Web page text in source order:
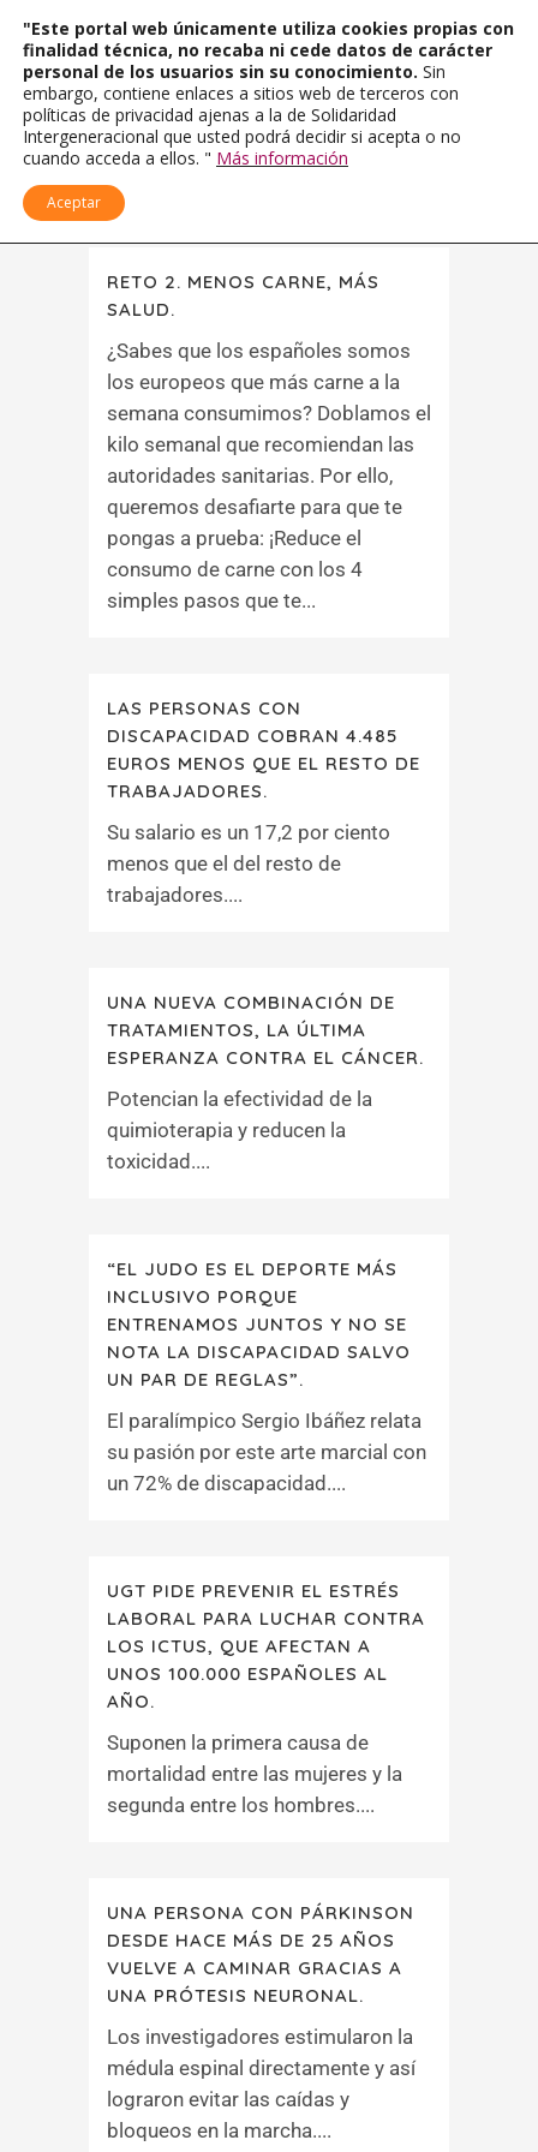
RETO 2. MENOS CARNE, MÁS
SALUD.
¿Sabes que los españoles somos
los europeos que más carne a la
semana consumimos? Doblamos el
kilo semanal que recomiendan las
autoridades sanitarias. Por ello,
queremos desafiarte para que te
pongas a prueba: ¡Reduce el
consumo de carne con los 4
simples pasos que te...
LAS PERSONAS CON
DISCAPACIDAD COBRAN 4.485
EUROS MENOS QUE EL RESTO DE
TRABAJADORES.
Su salario es un 17,2 por ciento
menos que el del resto de
trabajadores....
UNA NUEVA COMBINACIÓN DE
TRATAMIENTOS, LA ÚLTIMA
ESPERANZA CONTRA EL CÁNCER.
Potencian la efectividad de la
quimioterapia y reducen la
toxicidad....
“EL JUDO ES EL DEPORTE MÁS
INCLUSIVO PORQUE
ENTRENAMOS JUNTOS Y NO SE
NOTA LA DISCAPACIDAD SALVO
UN PAR DE REGLAS”.
El paralímpico Sergio Ibáñez relata
su pasión por este arte marcial con
un 72% de discapacidad....
UGT PIDE PREVENIR EL ESTRÉS
LABORAL PARA LUCHAR CONTRA
LOS ICTUS, QUE AFECTAN A
UNOS 100.000 ESPAÑOLES AL
AÑO.
Suponen la primera causa de
mortalidad entre las mujeres y la
segunda entre los hombres....
UNA PERSONA CON PÁRKINSON
DESDE HACE MÁS DE 25 AÑOS
VUELVE A CAMINAR GRACIAS A
UNA PRÓTESIS NEURONAL.
Los investigadores estimularon la
médula espinal directamente y así
lograron evitar las caídas y
bloqueos en la marcha....
"Este portal web únicamente utiliza cookies propias con
finalidad técnica, no recaba ni cede datos de carácter
personal de los usuarios sin su conocimiento. Sin
embargo, contiene enlaces a sitios web de terceros con
políticas de privacidad ajenas a la de Solidaridad
Intergeneracional que usted podrá decidir si acepta o no
cuando acceda a ellos. " Más información
Aceptar